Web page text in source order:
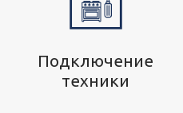
Подключение
техники